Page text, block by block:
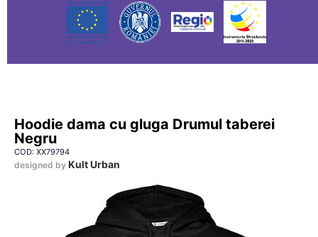
Hoodie dama cu gluga Drumul taberei
Negru
COD: XX79794
designed by Kult Urban